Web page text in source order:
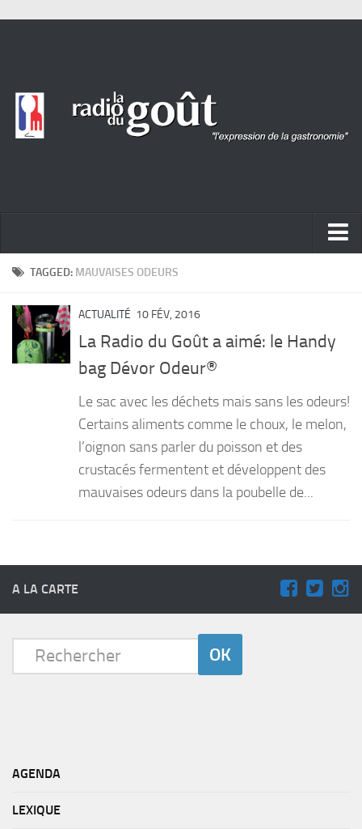
ACTUALITÉ
PORTRAITS
LIVRES
Desserts
TAGGED: MAUVAISES ODEURS
ACTUALITÉ 10 FÉV, 2016
La Radio du Goût a aimé: le Handy
bag Dévor Odeur®
Le sac avec les déchets mais sans les odeurs!
Certains aliments comme le choux, le melon,
l’oignon sans parler du poisson et des
crustacés fermentent et développent des
mauvaises odeurs dans la poubelle de...
A LA CARTE
AGENDA
LEXIQUE